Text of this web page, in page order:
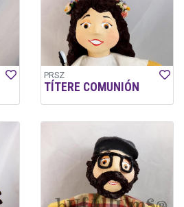
PRSZ
TÍTERE COMUNIÓN